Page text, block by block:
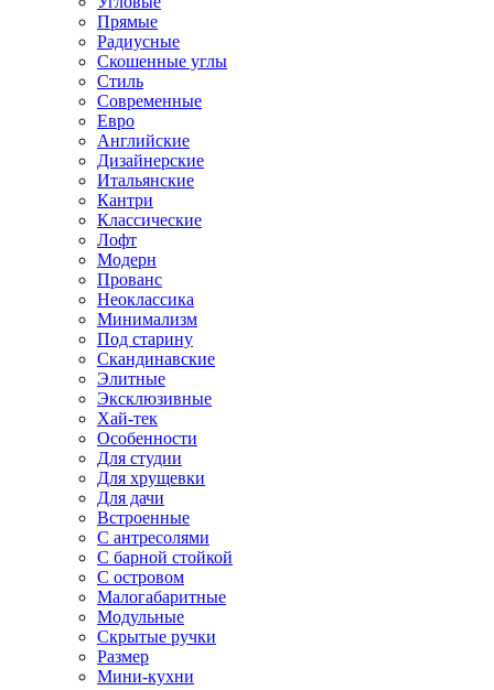
Прямые
Радиусные
Скошенные углы
Стиль
Современные
Евро
Английские
Дизайнерские
Итальянские
Кантри
Классические
Лофт
Модерн
Прованс
Неоклассика
Минимализм
Под старину
Скандинавские
Элитные
Эксклюзивные
Хай-тек
Особенности
Для студии
Для хрущевки
Для дачи
Встроенные
С антресолями
С барной стойкой
С островом
Малогабаритные
Модульные
Скрытые ручки
Размер
Мини-кухни